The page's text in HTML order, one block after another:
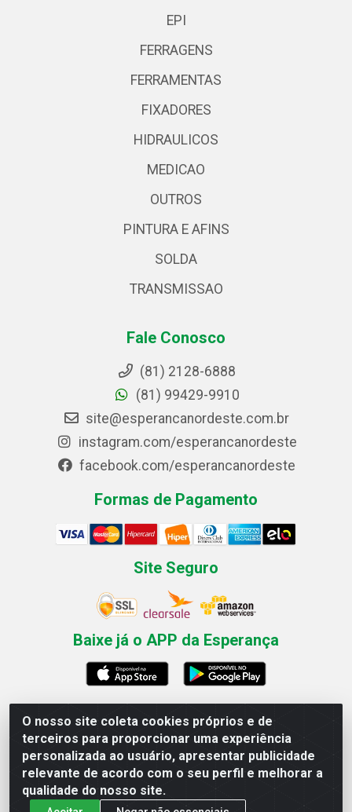
O nosso site coleta cookies próprios e de
terceiros para proporcionar uma experiência
personalizada ao usuário, apresentar publicidade
relevante de acordo com o seu perfil e melhorar a
qualidade do nosso site.
EPI
FERRAGENS
FERRAMENTAS
FIXADORES
HIDRAULICOS
MEDICAO
OUTROS
PINTURA E AFINS
SOLDA
TRANSMISSAO
Fale Conosco
(81) 2128-6888
(81) 99429-9910
site@esperancanordeste.com.br
instagram.com/esperancanordeste
facebook.com/esperancanordeste
Formas de Pagamento
Site Seguro
Baixe já o APP da Esperança
Esperança Nordeste - Rua Professor Caldas Filho, 291 -
Estância - Recife / PE CEP: 50771-335 - CNPJ
03.666.136/0001-23